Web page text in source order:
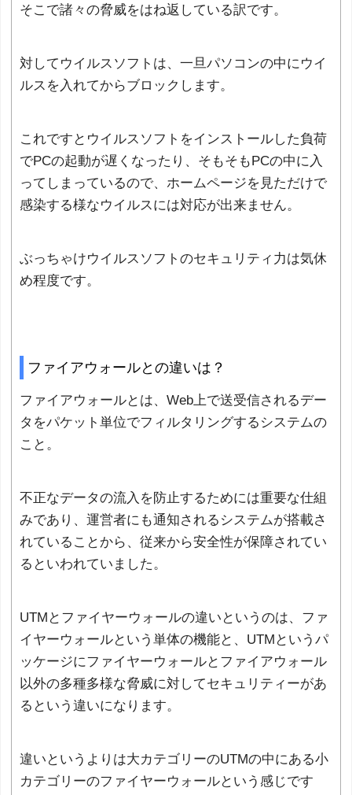
そこで諸々の脅威をはね返している訳です。
対してウイルスソフトは、一旦パソコンの中にウイ
ルスを入れてからブロックします。
これですとウイルスソフトをインストールした負荷
でPCの起動が遅くなったり、そもそもPCの中に入
ってしまっているので、ホームページを見ただけで
感染する様なウイルスには対応が出来ません。
ぶっちゃけウイルスソフトのセキュリティ力は気休
め程度です。
ファイアウォールとの違いは？
ファイアウォールとは、Web上で送受信されるデー
タをパケット単位でフィルタリングするシステムの
こと。
不正なデータの流入を防止するためには重要な仕組
みであり、運営者にも通知されるシステムが搭載さ
れていることから、従来から安全性が保障されてい
るといわれていました。
UTMとファイヤーウォールの違いというのは、ファ
イヤーウォールという単体の機能と、UTMというパ
ッケージにファイヤーウォールとファイアウォール
以外の多種多様な脅威に対してセキュリティーがあ
るという違いになります。
違いというよりは大カテゴリーのUTMの中にある小
カテゴリーのファイヤーウォールという感じです